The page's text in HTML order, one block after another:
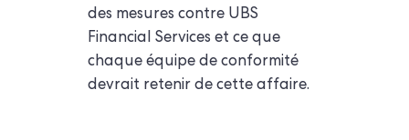
des mesures contre UBS
Financial Services et ce que
chaque équipe de conformité
devrait retenir de cette affaire.